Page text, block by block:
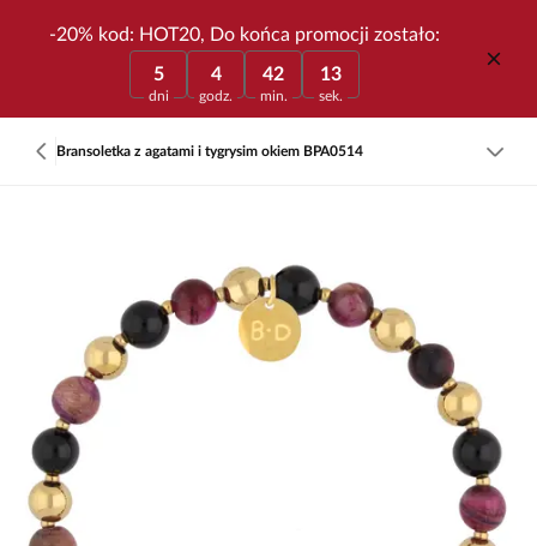
-20% kod: HOT20, Do końca promocji zostało:
5
dni
4
godz.
42
min.
13
sek.
Bransoletka z agatami i tygrysim okiem BPA0514